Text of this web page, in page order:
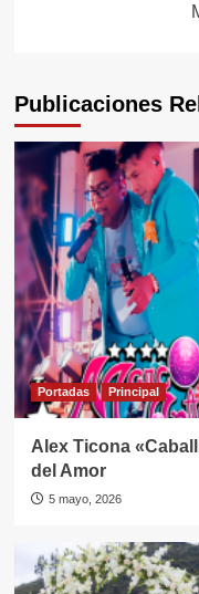
Publicaciones
Portadas Principal
Alex Ticona
del Amor
5 mayo, 2026